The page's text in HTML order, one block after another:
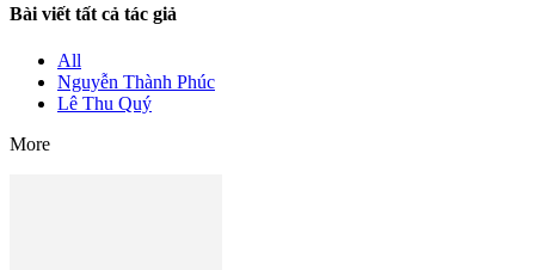
Bài viết tất cả tác giả
All
Nguyễn Thành Phúc
Lê Thu Quý
More